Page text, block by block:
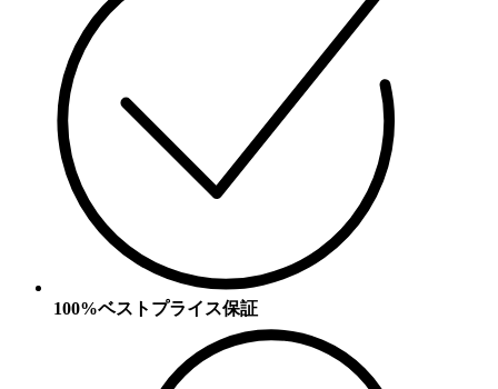
100%ベストプライス保証